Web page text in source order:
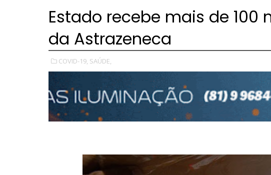
Estado recebe mais de 100
da Astrazeneca
COVID-19, SAÚDE,